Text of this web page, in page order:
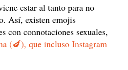
estar al tanto para no
Así, existen emojis
con connotaciones sexuales,
(🍆), que incluso Instagram